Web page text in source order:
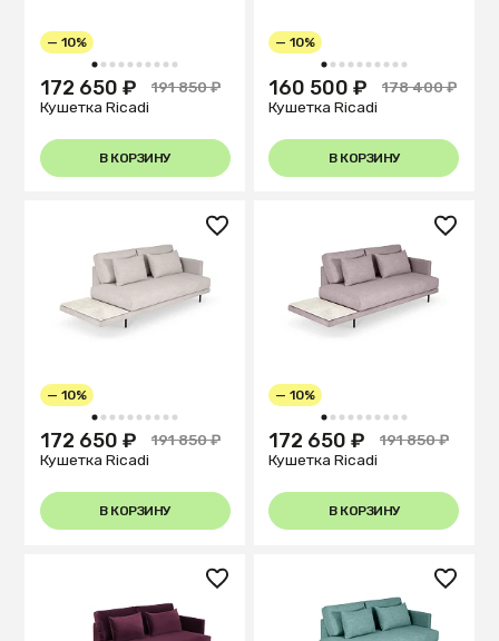
1 2 3 4 5 6 7 8 9 10
— 10%
172 650 ₽
191 850 ₽
Кушетка Ricadi
В КОРЗИНУ
1 2 3 4 5 6 7 8 9 10
— 10%
160 500 ₽
178 400 ₽
Кушетка Ricadi
В КОРЗИНУ
1 2 3 4 5 6 7 8 9 10
— 10%
172 650 ₽
191 850 ₽
Кушетка Ricadi
В КОРЗИНУ
1 2 3 4 5 6 7 8 9 10
— 10%
172 650 ₽
191 850 ₽
Кушетка Ricadi
В КОРЗИНУ